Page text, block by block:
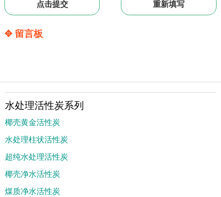
✥ 留言板
水处理活性炭系列
椰壳黄金活性炭
水处理柱状活性炭
超纯水处理活性炭
椰壳净水活性炭
煤质净水活性炭